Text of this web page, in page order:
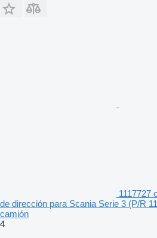
1117727
de dirección para Scania Serie 3 (P/R
camión
4